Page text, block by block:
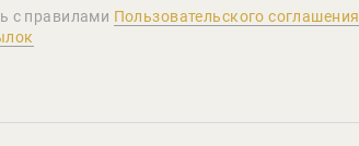
с правилами Пользовательского соглашения